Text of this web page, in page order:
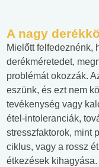
A nagy
Mielőtt felfedeznénk,
derékméretedet,
problémát okozzák.
eszünk, és ezt nem
tevékenység vagy
étel-intoleranciák,
stresszfaktorok, mint
ciklus, vagy a rossz
étkezések